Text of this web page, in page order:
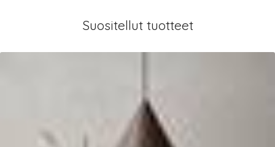
Suositellut tuotteet